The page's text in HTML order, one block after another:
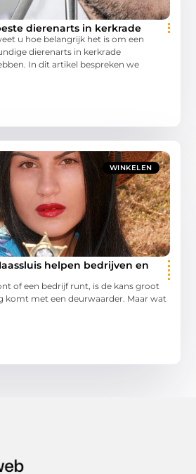
dierenarts in kerkrade
u hoe belangrijk het is om een
dierenarts in kerkrade
In dit artikel bespreken we
WINKELEN
helpen bedrijven en
of een bedrijf runt, is de kans groot
komt met een deurwaarder. Maar wat